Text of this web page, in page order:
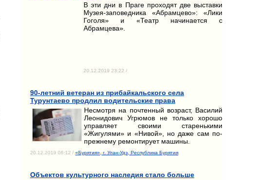
В эти дни в Праге проходят две выставки
Музея-заповедника «Абрамцево»: «Лики
Гоголя» и «Театр начинается с
Абрамцева».
20.12.2019 23:22 /
90-летний ветеран из прибайкальского села
Турунтаево продлил водительские права
Несмотря на почтенный возраст, Василий
Леонидович Угрюмов не только хорошо
управляет своими старенькими
«Жигулями» и «Нивой», но даже сам по-
прежнему ремонтирует машины.
20.12.2019 06:12 / «Бурятия», г. Улан-Удэ, Республика Бурятия
Объектов культурного наследия стало больше